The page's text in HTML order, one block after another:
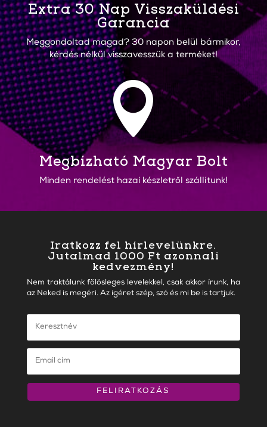
Extra 30 Nap Visszaküldési
Garancia
Meggondoltad magad? 30 napon belül bármikor,
kérdés nélkül visszavesszük a terméket!

Megbízható Magyar Bolt
Minden rendelést hazai készletről szállítunk!
Iratkozz fel hírlevelünkre.
Jutalmad 1000 Ft azonnali
kedvezmény!
Nem traktálunk fölösleges levelekkel, csak akkor írunk, ha
az Neked is megéri. Az igéret szép, szó és mi be is tartjuk.
FELIRATKOZÁS